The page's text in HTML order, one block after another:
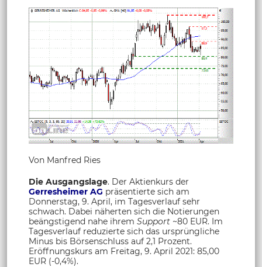
Von Manfred Ries
Die Ausgangslage. Der Aktienkurs der
Gerresheimer AG präsentierte sich am
Donnerstag, 9. April, im Tagesverlauf sehr
schwach. Dabei näherten sich die Notierungen
beängstigend nahe ihrem Support ~80 EUR. Im
Tagesverlauf reduzierte sich das ursprüngliche
Minus bis Börsenschluss auf 2,1 Prozent.
Eröffnungskurs am Freitag, 9. April 2021: 85,00
EUR (-0,4%).